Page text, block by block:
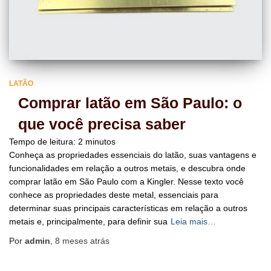
LATÃO
Comprar latão em São Paulo: o
que você precisa saber
Tempo de leitura: 2 minutos
Conheça as propriedades essenciais do latão, suas vantagens e
funcionalidades em relação a outros metais, e descubra onde
comprar latão em São Paulo com a Kingler. Nesse texto você
conhece as propriedades deste metal, essenciais para
determinar suas principais características em relação a outros
metais e, principalmente, para definir sua Leia mais…
Por admin 8 meses atrás